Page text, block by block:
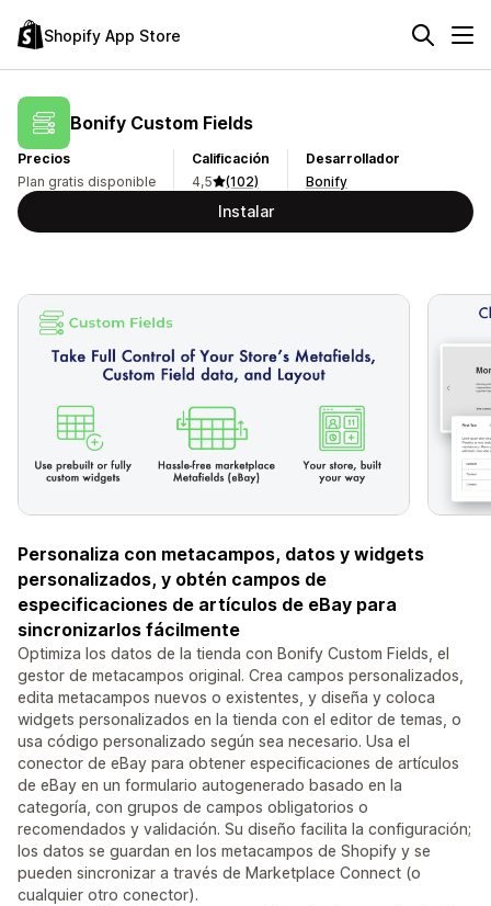
Shopify App Store
Bonify Custom Fields
Precios
Plan gratis disponible
Calificación
4,5
(102)
Desarrollador
Bonify
Instalar
Personaliza con metacampos, datos y widgets
personalizados, y obtén campos de
especificaciones de artículos de eBay para
sincronizarlos fácilmente
Optimiza los datos de la tienda con Bonify Custom Fields, el
gestor de metacampos original. Crea campos personalizados,
edita metacampos nuevos o existentes, y diseña y coloca
widgets personalizados en la tienda con el editor de temas, o
usa código personalizado según sea necesario. Usa el
conector de eBay para obtener especificaciones de artículos
de eBay en un formulario autogenerado basado en la
categoría, con grupos de campos obligatorios o
recomendados y validación. Su diseño facilita la configuración;
los datos se guardan en los metacampos de Shopify y se
pueden sincronizar a través de Marketplace Connect (o
cualquier otro conector).